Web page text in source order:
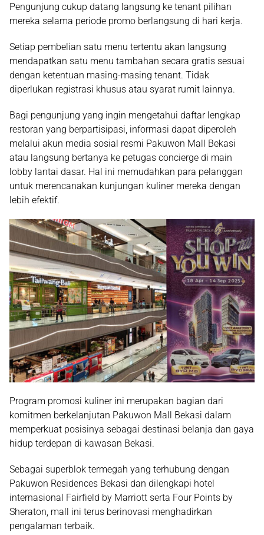
Pengunjung cukup datang langsung ke tenant pilihan
mereka selama periode promo berlangsung di hari kerja.
Setiap pembelian satu menu tertentu akan langsung
mendapatkan satu menu tambahan secara gratis sesuai
dengan ketentuan masing-masing tenant. Tidak
diperlukan registrasi khusus atau syarat rumit lainnya.
Bagi pengunjung yang ingin mengetahui daftar lengkap
restoran yang berpartisipasi, informasi dapat diperoleh
melalui akun media sosial resmi Pakuwon Mall Bekasi
atau langsung bertanya ke petugas concierge di main
lobby lantai dasar. Hal ini memudahkan para pelanggan
untuk merencanakan kunjungan kuliner mereka dengan
lebih efektif.
Program promosi kuliner ini merupakan bagian dari
komitmen berkelanjutan Pakuwon Mall Bekasi dalam
memperkuat posisinya sebagai destinasi belanja dan gaya
hidup terdepan di kawasan Bekasi.
Sebagai superblok termegah yang terhubung dengan
Pakuwon Residences Bekasi dan dilengkapi hotel
internasional Fairfield by Marriott serta Four Points by
Sheraton, mall ini terus berinovasi menghadirkan
pengalaman terbaik.